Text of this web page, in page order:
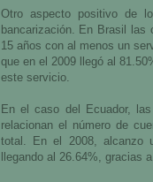
Otro aspecto positivo de
bancarización. En Brasil las
15 años con al menos un
que en el 2009 llegó al
este servicio.
En el caso del Ecuador,
relacionan el número de
total. En el 2008, alcanzo
llegando al 26.64%, gracias